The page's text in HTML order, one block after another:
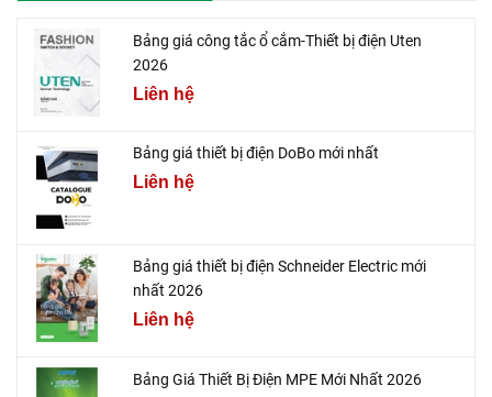
Bảng giá công tắc ổ cắm-Thiết bị điện Uten
2026
Liên hệ
Bảng giá thiết bị điện DoBo mới nhất
Liên hệ
Bảng giá thiết bị điện Schneider Electric mới
nhất 2026
Liên hệ
Bảng Giá Thiết Bị Điện MPE Mới Nhất 2026